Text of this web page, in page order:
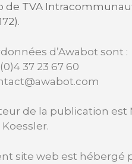
de TVA
d’Awabot sont :
37 23 67 60
de la publication est
site web est hébergé